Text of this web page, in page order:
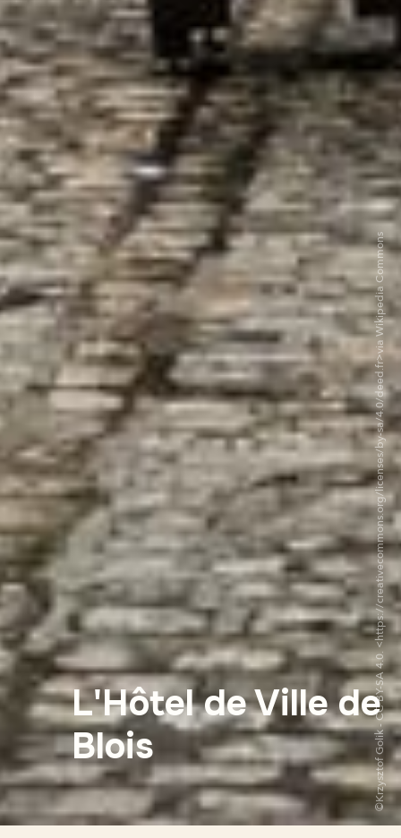
L'Hôtel de Ville de
Blois
©Krzysztof Golik - CC BY-SA 4.0. <https://creativecommons.org/licenses/by-sa/4.0/deed.fr>via Wikipedia Commons